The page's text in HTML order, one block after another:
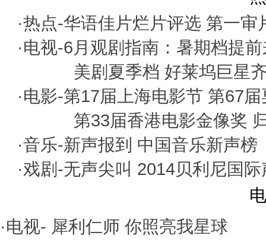
·热点-华语佳片烂片评选 第一审
·电视-6月观剧指南：暑期档提
美剧夏季档 好莱坞巨星
·电影-第17届上海电影节 第67
第33届香港电影金像奖
·音乐-新声报到 中国音乐新声榜
·戏剧-无声尖叫 2014贝利尼国
·电视- 犀利仁师 你照亮我星球